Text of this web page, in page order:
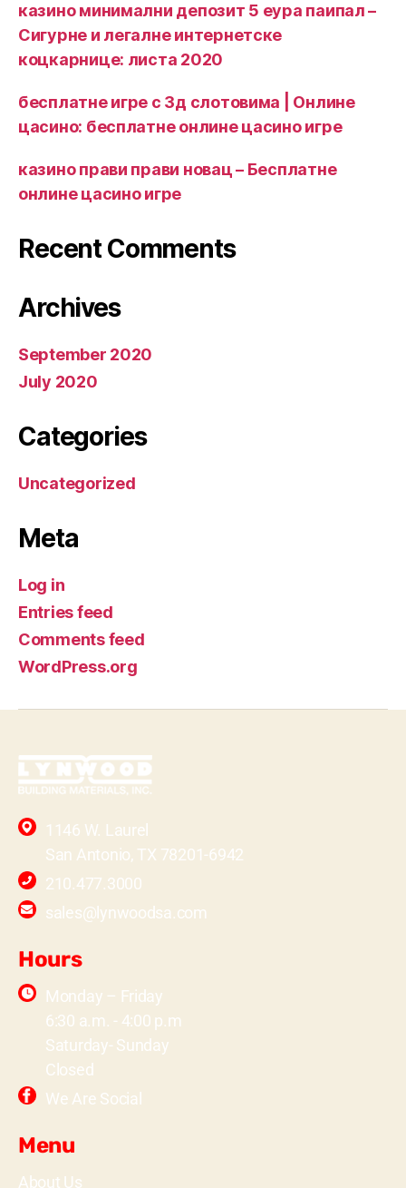
казино минимални депозит 5 еура паипал –
Сигурне и легалне интернетске
коцкарнице: листа 2020
бесплатне игре с 3д слотовима | Онлине
цасино: бесплатне онлине цасино игре
казино прави прави новац – Бесплатне
онлине цасино игре
Recent Comments
Archives
September 2020
July 2020
Categories
Uncategorized
Meta
Log in
Entries feed
Comments feed
WordPress.org
1146 W. Laurel
San Antonio, TX 78201-6942
210.477.3000
sales@lynwoodsa.com
Hours
Monday – Friday
6:30 a.m. - 4:00 p.m
Saturday- Sunday
Closed
We Are Social
Menu
About Us